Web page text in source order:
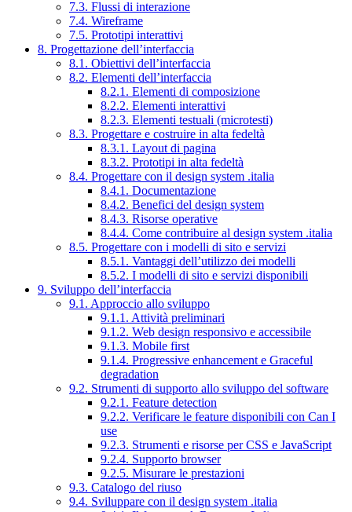
7.3. Flussi di interazione
7.4. Wireframe
7.5. Prototipi interattivi
8. Progettazione dell’interfaccia
8.1. Obiettivi dell’interfaccia
8.2. Elementi dell’interfaccia
8.2.1. Elementi di composizione
8.2.2. Elementi interattivi
8.2.3. Elementi testuali (microtesti)
8.3. Progettare e costruire in alta fedeltà
8.3.1. Layout di pagina
8.3.2. Prototipi in alta fedeltà
8.4. Progettare con il design system .italia
8.4.1. Documentazione
8.4.2. Benefici del design system
8.4.3. Risorse operative
8.4.4. Come contribuire al design system .italia
8.5. Progettare con i modelli di sito e servizi
8.5.1. Vantaggi dell’utilizzo dei modelli
8.5.2. I modelli di sito e servizi disponibili
9. Sviluppo dell’interfaccia
9.1. Approccio allo sviluppo
9.1.1. Attività preliminari
9.1.2. Web design responsivo e accessibile
9.1.3. Mobile first
9.1.4. Progressive enhancement e Graceful
degradation
9.2. Strumenti di supporto allo sviluppo del software
9.2.1. Feature detection
9.2.2. Verificare le feature disponibili con Can I
use
9.2.3. Strumenti e risorse per CSS e JavaScript
9.2.4. Supporto browser
9.2.5. Misurare le prestazioni
9.3. Catalogo del riuso
9.4. Sviluppare con il design system .italia